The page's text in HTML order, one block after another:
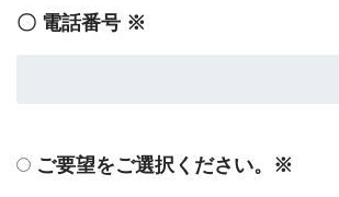
〇 電話番号 ※
ご要望をご選択ください。※